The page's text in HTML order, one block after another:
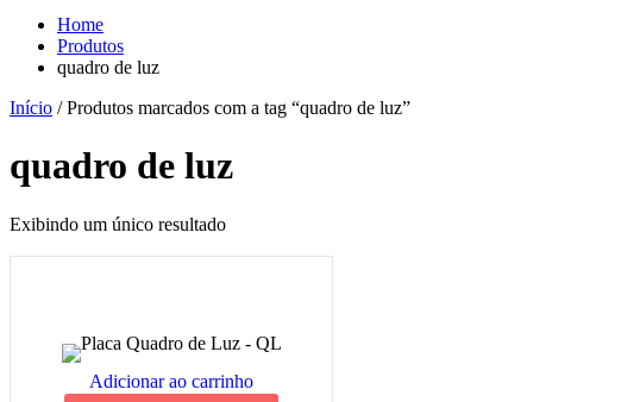
Home
Produtos
quadro de luz
Início / Produtos marcados com a tag “quadro de luz”
quadro de luz
Exibindo um único resultado
Adicionar ao carrinho